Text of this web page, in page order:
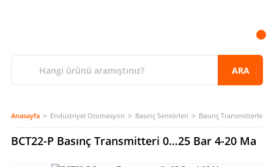
ARA
Anasayfa Endüstriyel Otomasyon Basınç Sensörleri Basınç Transmitterleri
BCT22-P Basınç Transmitteri 0…25 Bar 4-20 Ma